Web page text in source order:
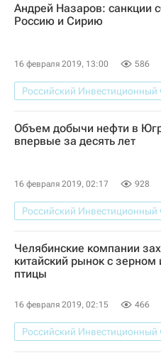
Александр Гусев (губернатор)
Андрей Назаров: санкции
Россию и Сирию
16 февраля 2019, 13:00 586
Экономика
Интервью -
Республика Крым
Россия
Объем добычи нефти в
впервые за десять лет
16 февраля 2019, 02:17 928
Наталья Комарова
Ханты-Мансийский
Челябинские компании
китайский рынок с
птицы
16 февраля 2019, 02:15 466
Челябинская область